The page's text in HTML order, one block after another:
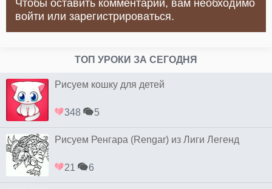
Чтобы оставить комментарий, вам необходимо
войти или зарегистрироваться.
ТОП УРОКИ ЗА СЕГОДНЯ
Рисуем кошку для детей
348 5
Рисуем Ренгара (Rengar) из Лиги Легенд
21 6